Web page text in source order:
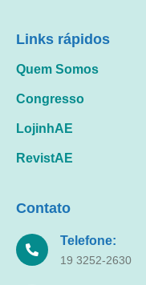
Links rápidos
Quem Somos
Congresso
LojinhAE
RevistAE
Contato
Telefone:
19 3252-2630